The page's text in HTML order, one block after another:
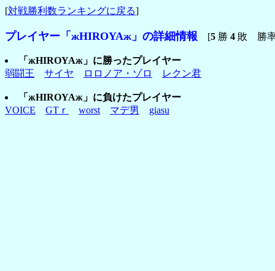
[対戦勝利数ランキングに戻る]
プレイヤー「жHIROYAж」の詳細情報 [5 勝 4 敗 勝
「жHIROYAж」に勝ったプレイヤー
弱闘王
サイヤ ロロノア・ゾロ レクン君
「жHIROYAж」に負けたプレイヤー
VOICE
GTｒ worst マデ男 giasu